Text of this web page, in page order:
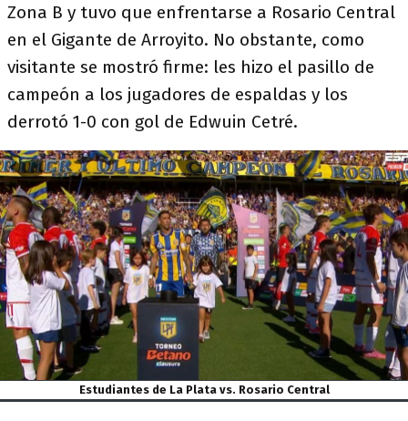
Zona B y tuvo que enfrentarse a Rosario Central
en el Gigante de Arroyito. No obstante, como
visitante se mostró firme: les hizo el pasillo de
campeón a los jugadores de espaldas y los
derrotó 1-0 con gol de Edwuin Cetré.
Estudiantes de La Plata vs. Rosario Central